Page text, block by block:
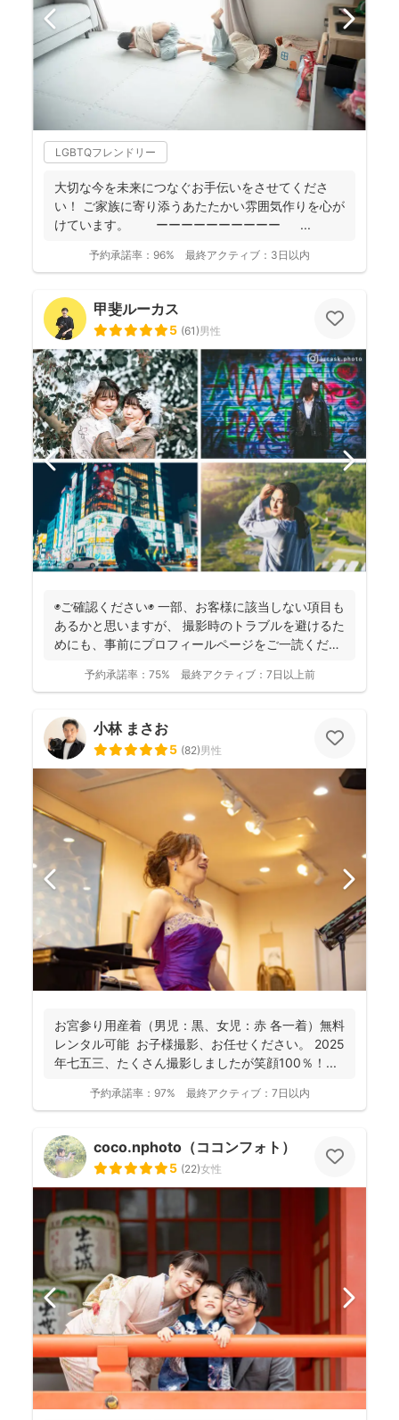
LGBTQフレンドリー
大切な今を未来につなぐお手伝いをさせてくださ
い！ ご家族に寄り添うあたたかい雰囲気作りを心が
けています。 ーーーーーーーーーー ...
予約承諾率： 96% 最終アクティブ： 3日以内
甲斐ルーカス
5 (61)男性
◉ご確認ください◉ 一部、お客様に該当しない項目も
あるかと思いますが、 撮影時のトラブルを避けるた
めにも、事前にプロフィールページをご一読くださ
予約承諾率： 75% 最終アクティブ： 7日以上前
小林 まさお
5 (82)男性
お宮参り用産着（男児：黒、女児：赤 各一着）無料
レンタル可能 お子様撮影、お任せください。 2025
年七五三、たくさん撮影しましたが笑顔100％！...
予約承諾率： 97% 最終アクティブ： 7日以内
coco.nphoto（ココンフォト）
5 (22)女性